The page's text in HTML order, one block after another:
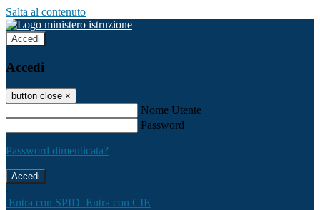
Salta al contenuto
Accedi
Accedi
button close ×
Nome Utente
Password
Password dimenticata?
-
Entra con SPID Entra con CIE